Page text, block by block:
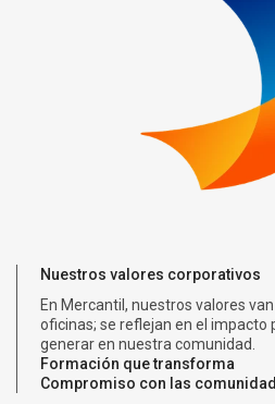
Nuestros valores corporativos
En Mercantil, nuestros valores
oficinas; se reflejan en el impacto
generar en nuestra comunidad.
Formación que transforma
Creemos que la educación es la
Compromiso con las